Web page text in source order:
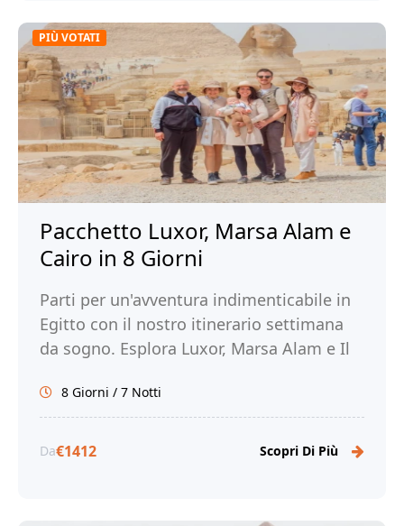
PIÙ VOTATI
Pacchetto Luxor, Marsa Alam e
Cairo in 8 Giorni
Parti per un'avventura indimenticabile in
Egitto con il nostro itinerario settimana
da sogno. Esplora Luxor, Marsa Alam e Il
8 Giorni / 7 Notti
Da€1412 Scopri Di Più